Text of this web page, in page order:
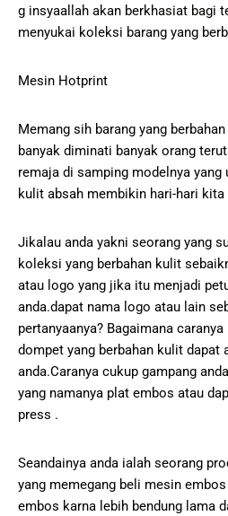
g insyaallah akan berkhasiat bagi
menyukai koleksi barang yang
Mesin Hotprint
Memang sih barang yang
banyak diminati banyak orang
remaja di samping modelnya yang
kulit absah membikin hari-hari kita
Jikalau anda yakni seorang yang
koleksi yang berbahan kulit
atau logo yang jika itu menjadi
anda.dapat nama logo atau lain
pertanyaanya? Bagaimana
dompet yang berbahan kulit dapat
anda.Caranya cukup gampang
yang namanya plat embos atau
press .
Seandainya anda ialah seorang
yang memegang beli mesin
embos karna lebih bendung lama